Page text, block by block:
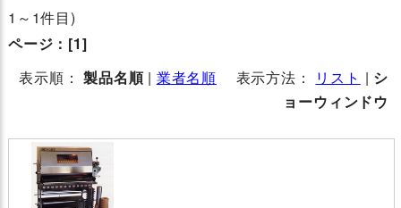
1～1件目)
ページ： [1]
表示順：製品名順| 業者名順 表示方法： リスト | シ
ョーウィンドウ